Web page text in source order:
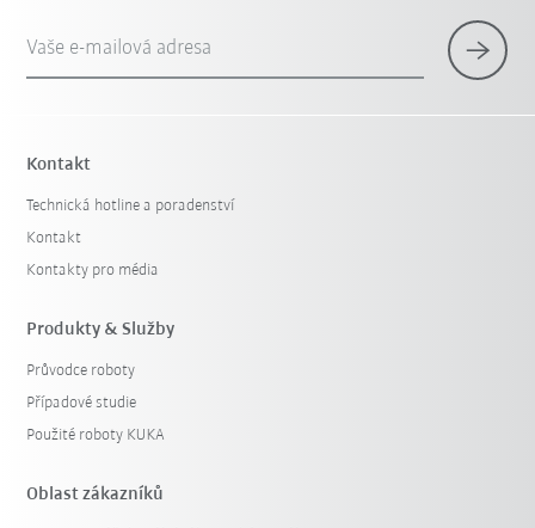
Vaše e-mailová adresa
Kontakt
Technická hotline a poradenství
Kontakt
Kontakty pro média
Produkty & Služby
Průvodce roboty
Případové studie
Použité roboty KUKA
Oblast zákazníků